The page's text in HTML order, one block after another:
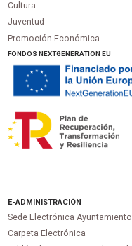
Cultura
Juventud
Promoción Económica
FONDOS NEXTGENERATION EU
E-ADMINISTRACIÓN
Sede Electrónica Ayuntamiento
Carpeta Electrónica